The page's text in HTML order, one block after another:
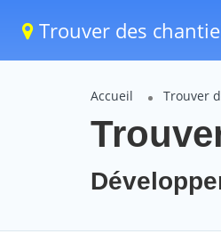
Trouver des
Accueil Trouver